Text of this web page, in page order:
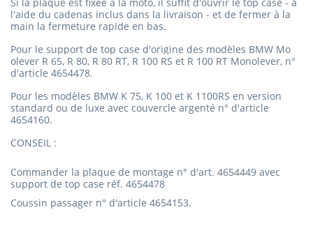
l'aide du cadenas inclus dans la livraison - et de fermer à la
main la fermeture rapide en bas.
Pour le support de top case d'origine des modèles BMW Mo
olever R 65, R 80, R 80 RT, R 100 RS et R 100 RT Monolever, n°
d'article 4654478.
Pour les modèles BMW K 75, K 100 et K 1100RS en version
standard ou de luxe avec couvercle argenté n° d'article
4654160.
CONSEIL :
Commander la plaque de montage n° d'art. 4654449 avec
support de top case réf. 4654478
Coussin passager n° d'article 4654153.